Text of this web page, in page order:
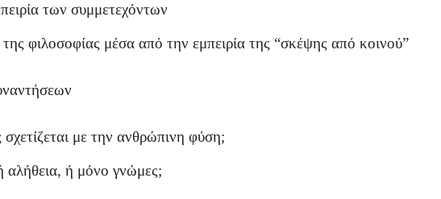
των συμμετεχόντων
φιλοσοφίας μέσα από την εμπειρία της “σκέψης από κοινού”
με την ανθρώπινη φύση;
αλήθεια, ή μόνο γνώμες;